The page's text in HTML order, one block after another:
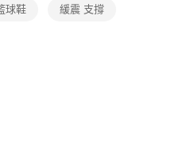
代理人或監護人之同意方可使用
依據個別帳號之用戶狀況，依本公司即
球鞋 緩震 支撐